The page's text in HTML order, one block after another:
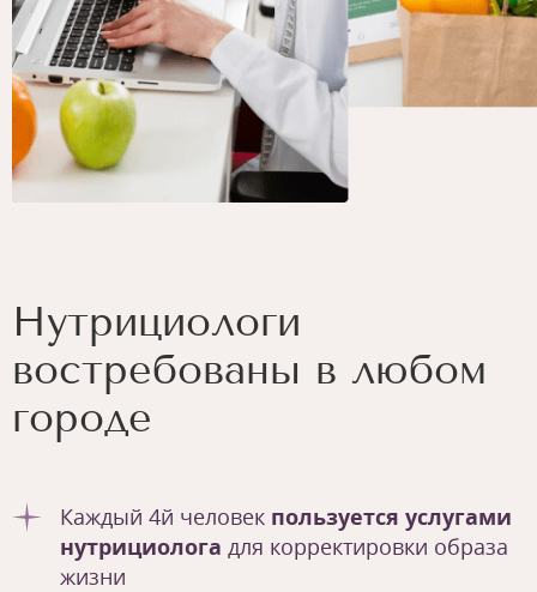
Нутрициологи
востребованы в любом
городе
Каждый 4й человек пользуется услугами
нутрициолога для корректировки образа
жизни